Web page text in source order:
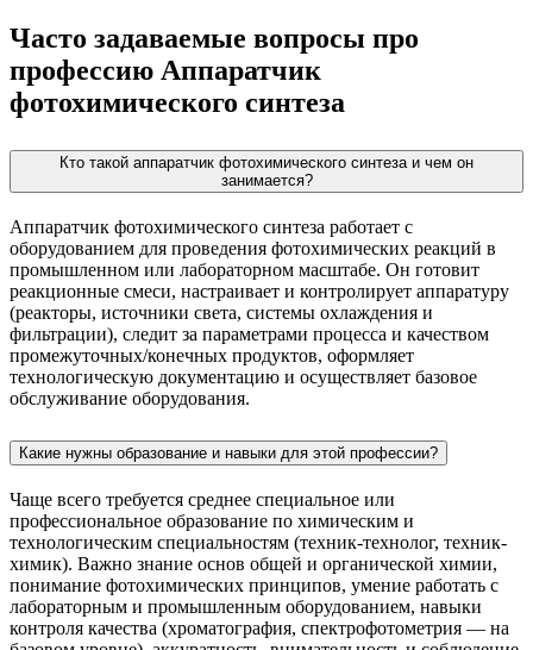
Часто задаваемые вопросы про
профессию Аппаратчик
фотохимического синтеза
Кто такой аппаратчик фотохимического синтеза и чем он
занимается?
Аппаратчик фотохимического синтеза работает с
оборудованием для проведения фотохимических реакций в
промышленном или лабораторном масштабе. Он готовит
реакционные смеси, настраивает и контролирует аппаратуру
(реакторы, источники света, системы охлаждения и
фильтрации), следит за параметрами процесса и качеством
промежуточных/конечных продуктов, оформляет
технологическую документацию и осуществляет базовое
обслуживание оборудования.
Какие нужны образование и навыки для этой профессии?
Чаще всего требуется среднее специальное или
профессиональное образование по химическим и
технологическим специальностям (техник-технолог, техник-
химик). Важно знание основ общей и органической химии,
понимание фотохимических принципов, умение работать с
лабораторным и промышленным оборудованием, навыки
контроля качества (хроматография, спектрофотометрия — на